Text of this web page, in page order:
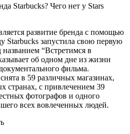
развитие бренда с помощью
Starbucks запустила свою первую
“Встретимся в
об одном дне из жизни
фильма.
в 59 различных магазинах,
странах, с привлечением 39
фотографов и одного
всех вовлеченных людей.